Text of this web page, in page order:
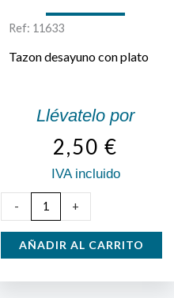
Ref: 11633
Tazon desayuno con plato
Llévatelo por
2,50 €
IVA incluido
-
desayuno
+
AÑADIR AL CARRITO